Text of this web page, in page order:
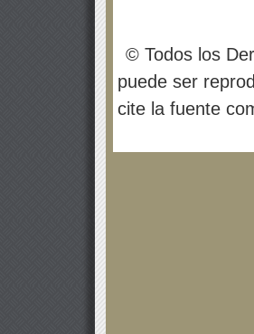
© Todos los
puede ser
cite la fuente